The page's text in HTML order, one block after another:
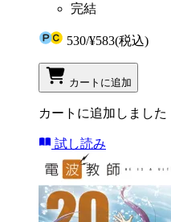
完結
530/¥583(税込)
カートに追加
カートに追加しました
試し読み